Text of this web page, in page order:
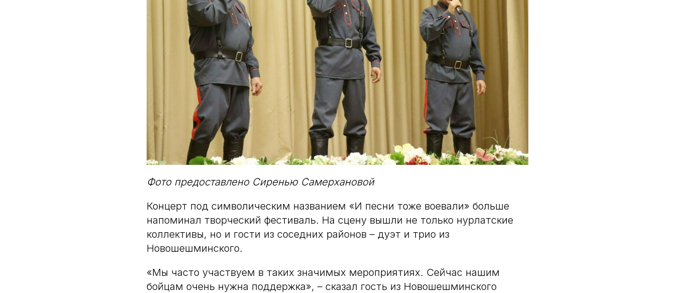
Фото предоставлено Сиренью Самерхановой
Концерт под символическим названием «И песни тоже воевали» больше
напоминал творческий фестиваль. На сцену вышли не только нурлатские
коллективы, но и гости из соседних районов – дуэт и трио из
Новошешминского.
«Мы часто участвуем в таких значимых мероприятиях. Сейчас нашим
бойцам очень нужна поддержка», – сказал гость из Новошешминского